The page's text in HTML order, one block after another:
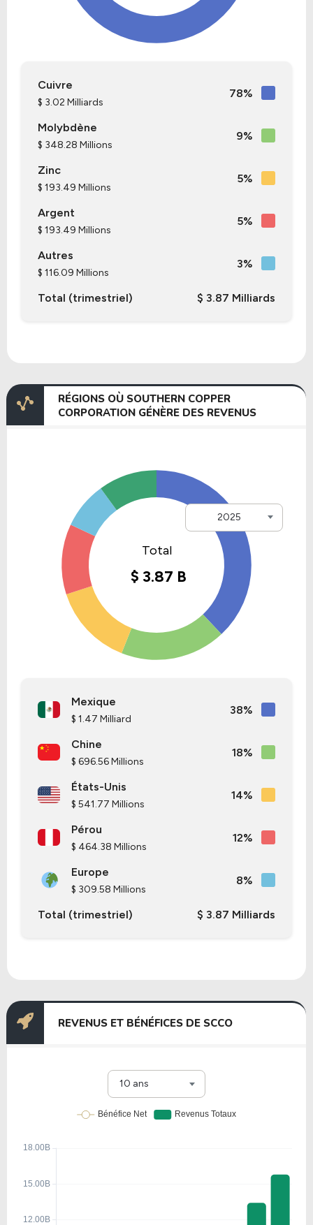
Cuivre
$ 3.02 Milliards
78%
Molybdène
$ 348.28 Millions
9%
Zinc
$ 193.49 Millions
5%
Argent
$ 193.49 Millions
5%
Autres
$ 116.09 Millions
3%
Total (trimestriel) $ 3.87 Milliards
RÉGIONS OÙ SOUTHERN COPPER
CORPORATION GÉNÈRE DES REVENUS
2025
Mexique
$ 1.47 Milliard
38%
Chine
$ 696.56 Millions
18%
États-Unis
$ 541.77 Millions
14%
Pérou
$ 464.38 Millions
12%
Europe
$ 309.58 Millions
8%
Total (trimestriel) $ 3.87 Milliards
REVENUS ET BÉNÉFICES DE SCCO
10 ans